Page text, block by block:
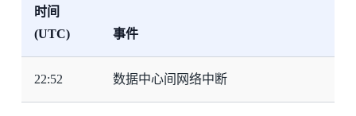
时间
(UTC)
事件
22:52 数据中心间网络中断